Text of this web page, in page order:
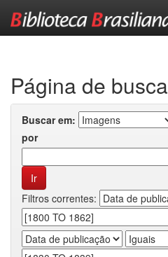
Página de busca
Buscar em:
por
Filtros correntes: